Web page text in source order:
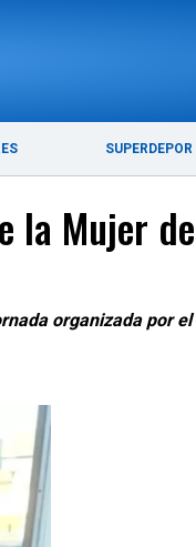
SUPERDEPOR
la Mujer
organizada por